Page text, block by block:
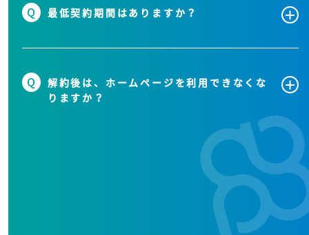
Q 最低契約期間はありますか？
Q
解約後は、ホームページを利用できなくな
りますか？